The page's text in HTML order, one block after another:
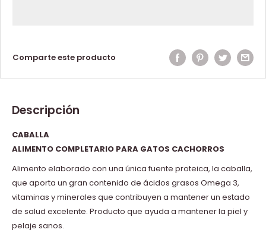
Comparte este producto
Descripción
CABALLA
ALIMENTO COMPLETARIO PARA GATOS CACHORROS
Alimento elaborado con una única fuente proteica, la caballa,
que aporta un gran contenido de ácidos grasos Omega 3,
vitaminas y minerales que contribuyen a mantener un estado
de salud excelente. Producto que ayuda a mantener la piel y
pelaje sanos.